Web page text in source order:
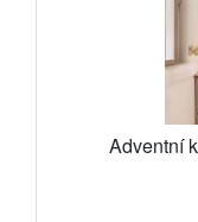
Adventní